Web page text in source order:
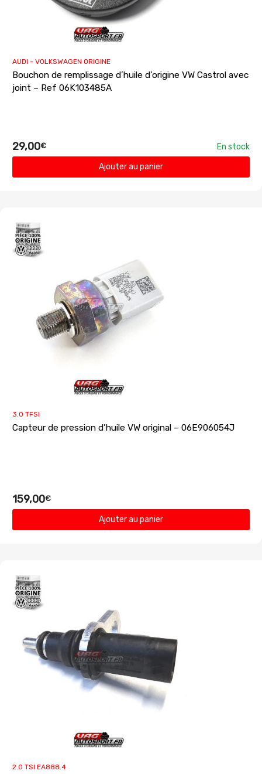
AUDI - VOLKSWAGEN ORIGINE
Bouchon de remplissage d’huile d’origine VW Castrol avec
joint – Ref 06K103485A
29,00€
En stock
Ajouter au panier
3.0 TFSI
Capteur de pression d’huile VW original – 06E906054J
159,00€
Ajouter au panier
2.0 TSI EA888.4